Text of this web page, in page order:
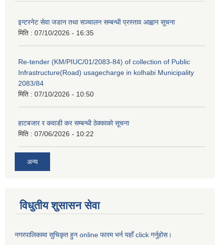
इन्टरनेट सेवा जडान तथा सञ्चालन सम्बन्धी प्रस्ताव आह्वान सूचना
मिति : 07/10/2026 - 16:35
Re-tender (KM/PIUC/01/2083-84) of collection of Public
Infrastructure(Road) usagecharge in kolhabi Municipality
2083/84
मिति : 07/10/2026 - 10:50
हाटबजार र कवाडी कर सम्बन्धी ठेक्काको सूचना
मिति : 07/06/2026 - 10:22
अन्य
विधुतीय शुसासन सेवा
नगरपालिकामा सुचिकृत हुन online फारम भर्न यहाँ click गर्नुहोस।